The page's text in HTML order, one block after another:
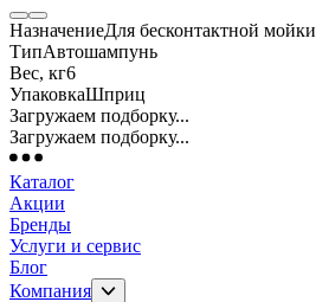
НазначениеДля бесконтактной мойки
ТипАвтошампунь
Вес, кг6
УпаковкаШприц
Загружаем подборку...
Загружаем подборку...
Каталог
Акции
Бренды
Услуги и сервис
Блог
Компания